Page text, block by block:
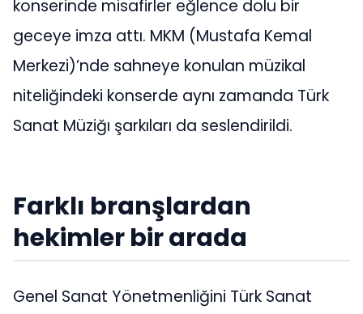
konserinde misafirler eğlence dolu bir
geceye imza attı. MKM (Mustafa Kemal
Merkezi)’nde sahneye konulan müzikal
niteliğindeki konserde aynı zamanda Türk
Sanat Müziğı şarkıları da seslendirildi.
Farklı branşlardan
hekimler bir arada
Genel Sanat Yönetmenliğini Türk Sanat